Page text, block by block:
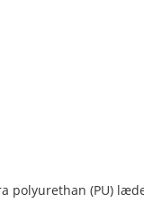
polyurethan (PU)